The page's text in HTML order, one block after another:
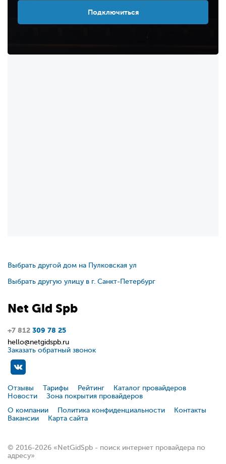
Подключиться
Выбрать другой дом на Пулковская ул
Выбрать другую улицу в г. Санкт-Петербург
Net Gid Spb
+7 812 309 78 25
hello@netgidspb.ru
Заказать обратный звонок
Отзывы Тарифы Рейтинг
Каталог провайдеров
Новости
Зона покрытия провайдеров
О компании
Политика конфиденциальности
Контакты
Вакансии
Карта сайта
© 2016-2026 «NetGidSpb - поиск интернет провайдера по
адресу»